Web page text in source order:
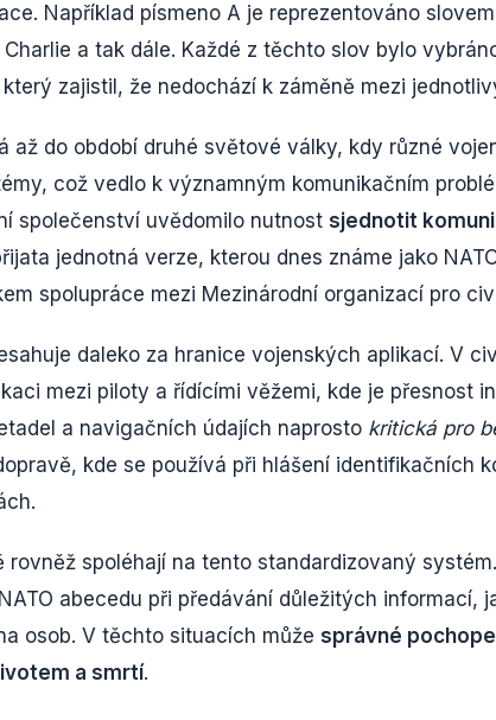
Například písmeno A je reprezentováno
a tak dále. Každé z těchto slov bylo
zajistil, že nedochází k záměně mezi
až do období druhé světové války, kdy různé
což vedlo k významným komunikačním
společenství uvědomilo nutnost sjednotit
jednotná verze, kterou dnes známe jako
spolupráce mezi Mezinárodní organizací pro
daleko za hranice vojenských aplikací. V
mezi piloty a řídícími věžemi, kde je přesnost
a navigačních údajích naprosto kritická pro
kde se používá při hlášení identifikačních
spoléhají na tento standardizovaný
abecedu při předávání důležitých informací,
osob. V těchto situacích může správné
a smrtí.